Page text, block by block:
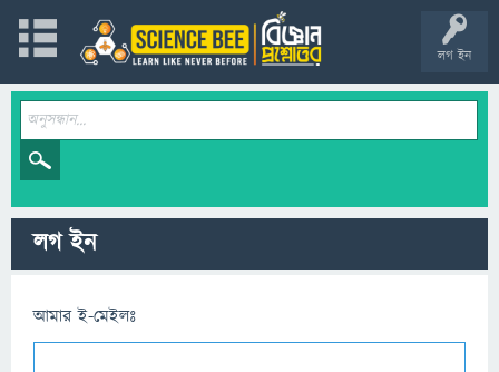
লগ ইন
লগ ইন
আমার ই-মেইলঃ